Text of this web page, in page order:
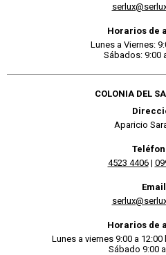
Horarios de
Lunes a Viernes:
Sábados: 9:00
COLONIA DEL
Aparicio
4523 4406|
Horarios de
Lunes a viernes 9:00 a
Sábado 9:00